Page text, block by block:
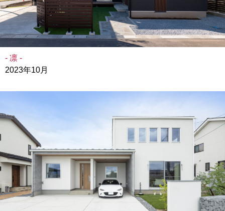
- 凛 -
2023年10月